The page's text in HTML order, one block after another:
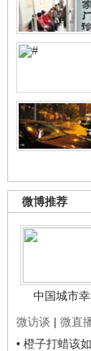
微博推荐
中国城市
微访谈 | 微直
• 橙子打蜡该